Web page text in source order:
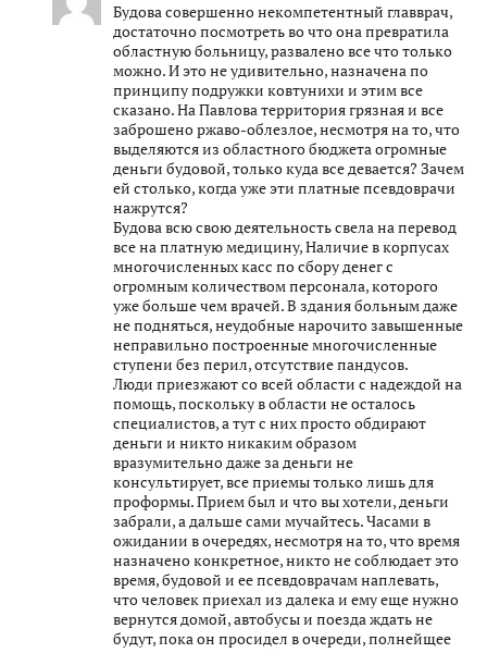
Будова совершенно некомпетентный главврач,
достаточно посмотреть во что она превратила
областную больницу, развалено все что только
можно. И это не удивительно, назначена по
принципу подружки ковтунихи и этим все
сказано. На Павлова территория грязная и все
заброшено ржаво-облезлое, несмотря на то, что
выделяются из областного бюджета огромные
деньги будовой, только куда все девается? Зачем
ей столько, когда уже эти платные псевдоврачи
нажрутся?
Будова всю свою деятельность свела на перевод
все на платную медицину, Наличие в корпусах
многочисленных касс по сбору денег с
огромным количеством персонала, которого
уже больше чем врачей. В здания больным даже
не подняться, неудобные нарочито завышенные
неправильно построенные многочисленные
ступени без перил, отсутствие пандусов.
Люди приезжают со всей области с надеждой на
помощь, поскольку в области не осталось
специалистов, а тут с них просто обдирают
деньги и никто никаким образом
вразумительно даже за деньги не
консультирует, все приемы только лишь для
проформы. Прием был и что вы хотели, деньги
забрали, а дальше сами мучайтесь. Часами в
ожидании в очередях, несмотря на то, что время
назначено конкретное, никто не соблюдает это
время, будовой и ее псевдоврачам наплевать,
что человек приехал из далека и ему еще нужно
вернутся домой, автобусы и поезда ждать не
будут, пока он просидел в очереди, полнейщее